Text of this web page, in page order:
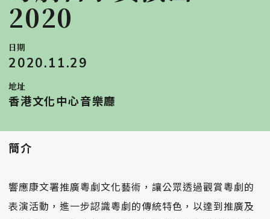
2020
日期
2020.11.29
地址
香港文化中心音樂廳
簡介
響應康文署推廣粵劇文化藝術，讓公眾透過觀賞粵劇的
表演活動，進一步認識粵劇的傳統特色，以達到推廣及